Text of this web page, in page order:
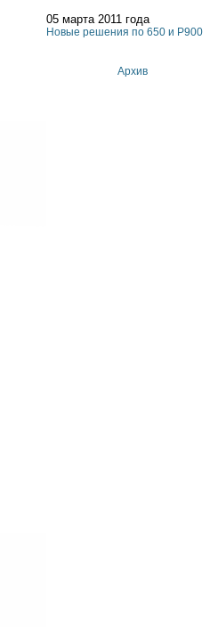
05 марта 2011 года
Новые решения по 650 и P900
Архив